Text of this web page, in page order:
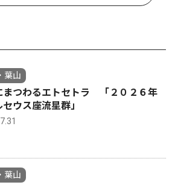
葉山
まつわるエトセトラ 「２０２６年
ウス座流星群」
葉山